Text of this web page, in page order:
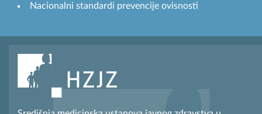
Nacionalni standardi prevencije ovisnosti